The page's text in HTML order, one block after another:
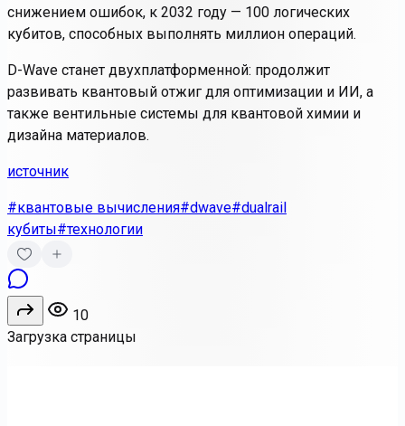
снижением ошибок, к 2032 году — 100 логических
кубитов, способных выполнять миллион операций.
D-Wave станет двухплатформенной: продолжит
развивать квантовый отжиг для оптимизации и ИИ, а
также вентильные системы для квантовой химии и
дизайна материалов.
источник
#квантовые вычисления#dwave#dualrail
кубиты#технологии
10
Загрузка страницы